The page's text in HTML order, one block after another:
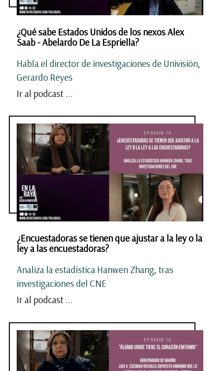
¿Qué sabe Estados Unidos de los nexos Alex
Saab - Abelardo De La Espriella?
Habla el director de investigaciones de Univisión,
Gerardo Reyes
Ir al podcast ...
¿Encuestadoras se tienen que ajustar a la ley o la
ley a las encuestadoras?
Analiza la estadística Hanwen Zhang, tras
investigaciones del CNE
Ir al podcast ...